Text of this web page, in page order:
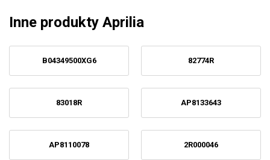
Inne produkty Aprilia
B04349500XG6 82774R
83018R AP8133643
AP8110078 2R000046